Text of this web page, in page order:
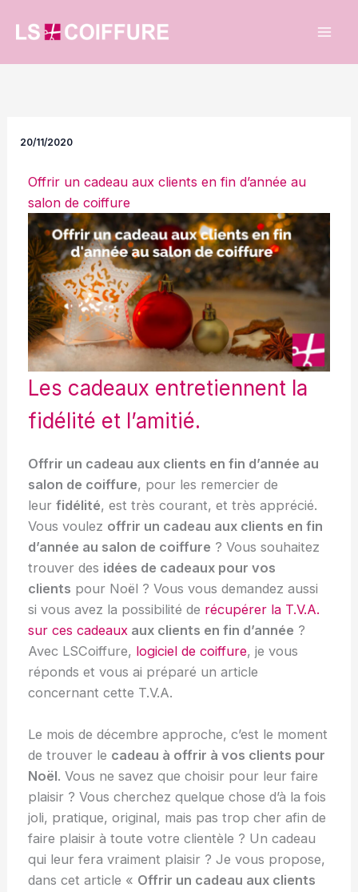
20/11/2020
Offrir un cadeau aux clients en fin d’année au
salon de coiffure
Les cadeaux entretiennent la
fidélité et l’amitié.
Offrir un cadeau aux clients en fin d’année au
salon de coiffure, pour les remercier de
leurfidélité, est très courant, et très apprécié.
Vous voulez offrir un cadeau aux clients en fin
d’année au salon de coiffure ? Vous souhaitez
trouver des idées de cadeaux pour vos
clients pour Noël ? Vous vous demandez aussi
si vous avez la possibilité de récupérer la T.V.A.
sur ces cadeaux aux clients en fin d’année ?
Avec LSCoiffure, logiciel de coiffure, je vous
réponds et vous ai préparé un article
concernant cette T.V.A.
Le mois de décembre approche, c’est le moment
de trouver le cadeau à offrir à vos clients pour
Noël. Vous ne savez que choisir pour leur faire
plaisir ? Vous cherchez quelque chose d’à la fois
joli, pratique, original, mais pas trop cher afin de
faire plaisir à toute votre clientèle ? Un cadeau
qui leur fera vraiment plaisir ? Je vous propose,
dans cet article « Offrir un cadeau aux clients